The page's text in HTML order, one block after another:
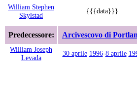
William Stephen
Skylstad
{{{data}}}
Predecessore: Arcivescovo di
William Joseph
Levada
30 aprile 1996-8 aprile